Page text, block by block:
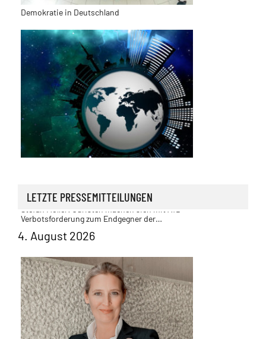
Außenpolitik | Sicherheit
LETZTE PRESSEMITTEILUNGEN
Stefan Möller: Juristen machen sich mit AfD-
Verbotsforderung zum Endgegner der
freiheitlich-demokratischen Grundordnung
4. August 2026